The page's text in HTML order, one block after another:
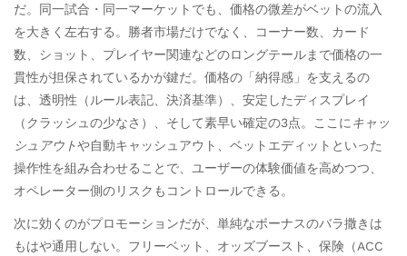
だ。同一試合・同一マーケットでも、価格の微差がベットの流入
を大きく左右する。勝者市場だけでなく、コーナー数、カード
数、ショット、プレイヤー関連などのロングテールまで価格の一
貫性が担保されているかが鍵だ。価格の「納得感」を支えるの
は、透明性（ルール表記、決済基準）、安定したディスプレイ
（クラッシュの少なさ）、そして素早い確定の3点。ここに キャッ
シュアウトや自動キャッシュアウト、ベットエディットといった
操作性を組み合わせることで、ユーザーの体験価値を高めつつ、
オペレーター側のリスクもコントロールできる。
次に効くのがプロモーションだが、単純なボーナスのバラ撒きは
もはや通用しない。フリーベット、オッズブースト、保険（ACC